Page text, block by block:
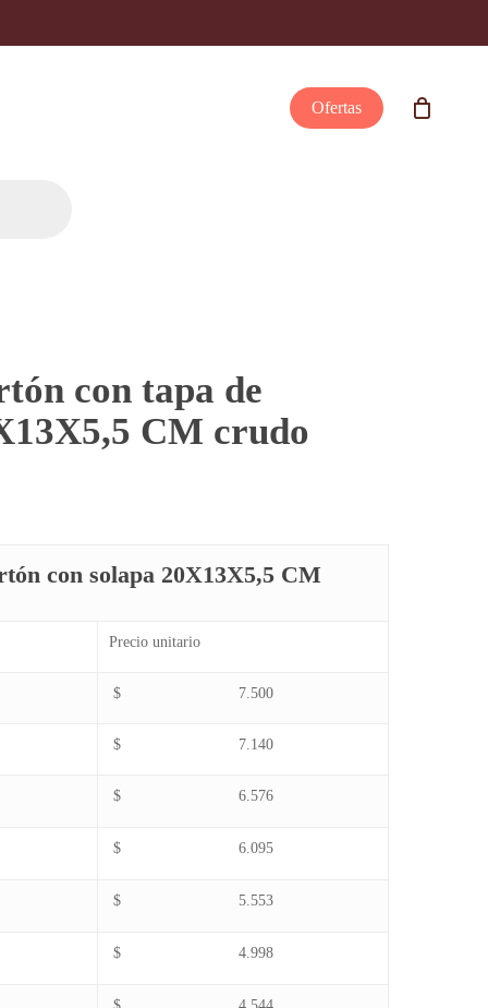
Ofertas
con tapa de
CM crudo
con solapa 20X13X5,5 CM
Precio unitario
$ 7.500
$ 7.140
$ 6.576
$ 6.095
$ 5.553
$ 4.998
$ 4.544